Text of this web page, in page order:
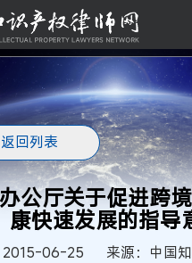
返回列表
公厅关于促进跨
康快速发展的指导
2015-06-25
来源：中国